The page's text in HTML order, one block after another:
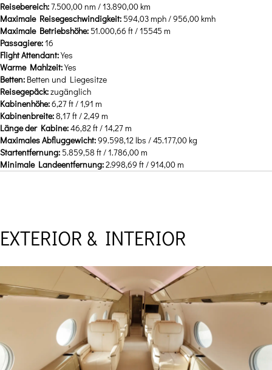
Reisebereich:7.500,00 nm / 13.890,00 km
Maximale Reisegeschwindigkeit: 594,03 mph / 956,00 kmh
Maximale Betriebshöhe: 51.000,66 ft / 15545 m
Passagiere:16
Flight Attendant:Yes
Warme Mahlzeit:Yes
Betten: Betten und Liegesitze
Reisegepäck:zugänglich
Kabinenhöhe:6,27 ft / 1,91 m
Kabinenbreite:8,17 ft / 2,49 m
Länge der Kabine:46,82 ft / 14,27 m
Maximales Abfluggewicht:99.598,12 lbs / 45.177,00 kg
Startentfernung: 5.859,58 ft / 1.786,00 m
Minimale Landeentfernung:2.998,69 ft / 914,00 m
EXTERIOR & INTERIOR